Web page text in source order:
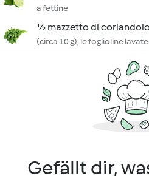
a fettine
½ mazzetto di
(circa 10 g), le foglioline
Gefällt dir,